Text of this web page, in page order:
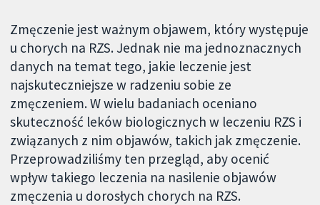
Zmęczenie jest ważnym objawem, który występuje
u chorych na RZS. Jednak nie ma jednoznacznych
danych na temat tego, jakie leczenie jest
najskuteczniejsze w radzeniu sobie ze
zmęczeniem. W wielu badaniach oceniano
skuteczność leków biologicznych w leczeniu RZS i
związanych z nim objawów, takich jak zmęczenie.
Przeprowadziliśmy ten przegląd, aby ocenić
wpływ takiego leczenia na nasilenie objawów
zmęczenia u dorosłych chorych na RZS.